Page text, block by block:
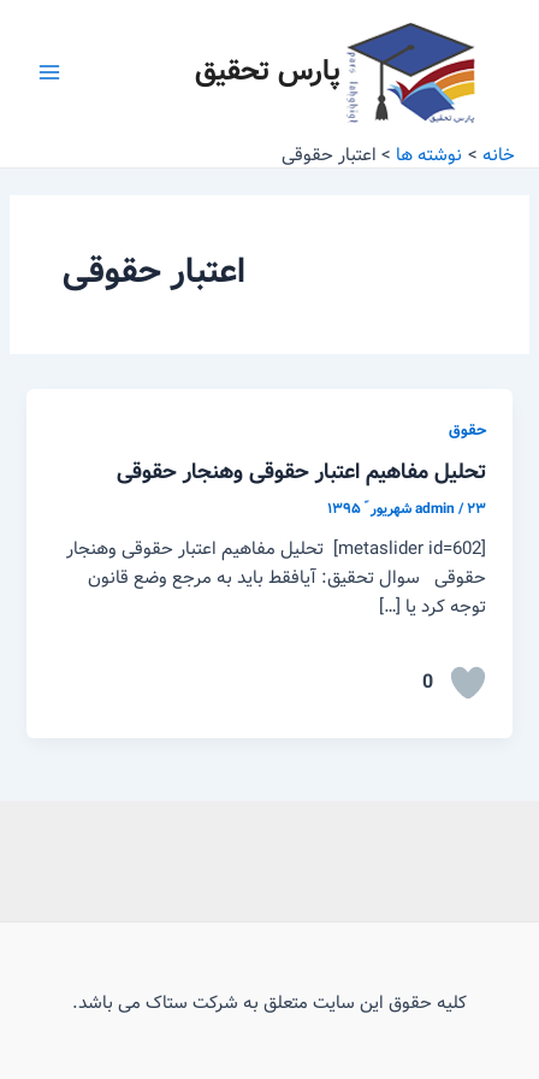
پارس تحقیق
خانه نوشته ها اعتبار حقوقی
اعتبار حقوقی
حقوق
تحلیل مفاهیم اعتبار حقوقی وهنجار حقوقی
admin/۲۳ شهریور ّ ۱۳۹۵
[metaslider id=602] تحلیل مفاهیم اعتبار حقوقی وهنجار
حقوقی سوال تحقیق: آیافقط باید به مرجع وضع قانون
توجه کرد یا […]
0
کلیه حقوق این سایت متعلق به شرکت ستاک می باشد.